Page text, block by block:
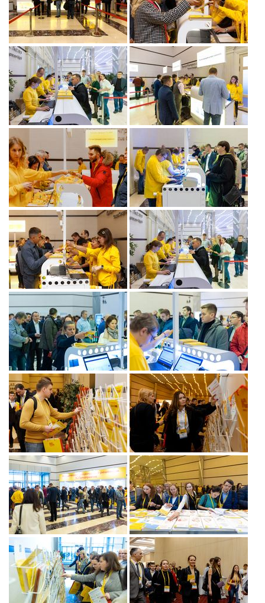
1С:Образование
Образовательные программы
1С:Игры